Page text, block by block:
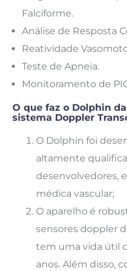
Falciforme.
Análise de Resposta
Reatividade
Teste de Apneia.
Monitoramento de
O que faz o Dolphin
sistema Doppler
O Dolphin foi
altamente
desenvolvedores,
médica vascular;
O aparelho é
sensores doppler
tem uma vida útil
anos. Além disso,